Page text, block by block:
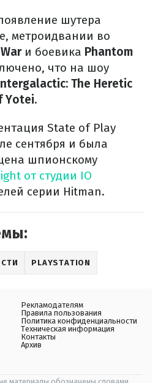
шутера
метроидвании во
и боевика Phantom
что на шоу
The Heretic
Yotei.
State of Play
сентября и была
шпионскому
от студии IO
серии Hitman.
PLAYSTATION
Рекламодателям
Правила пользования
Политика конфиденциальности
Техническая информация
Контакты
Архив